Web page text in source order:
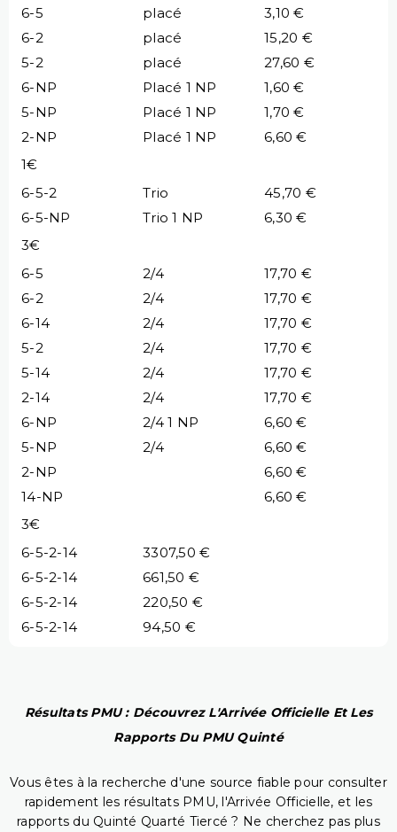
6-5 placé
3,10 €
6-2
placé
15,20 €
5-2
placé
27,60 €
6-NP
Placé 1 NP
1,60 €
5-NP
Placé 1 NP
1,70 €
2-NP
Placé 1 NP
6,60 €
1€
6-5-2
Trio
45,70 €
6-5-NP
Trio 1 NP
6,30 €
3€
6-5
2/4
17,70 €
6-2
2/4
17,70 €
6-14
2/4
17,70 €
5-2
2/4
17,70 €
5-14
2/4
17,70 €
2-14
2/4
17,70 €
6-NP
2/4 1 NP
6,60 €
5-NP
2/4
6,60 €
2-NP
6,60 €
14-NP
6,60 €
3€
6-5-2-14
3307,50 €
6-5-2-14
661,50 €
6-5-2-14
220,50 €
6-5-2-14
94,50 €
Résultats PMU : Découvrez L'Arrivée Officielle Et Les
Rapports Du PMU Quinté
Vous êtes à la recherche d'une source fiable pour consulter
rapidement les résultats PMU, l'Arrivée Officielle, et les
rapports du Quinté Quarté Tiercé ? Ne cherchez pas plus